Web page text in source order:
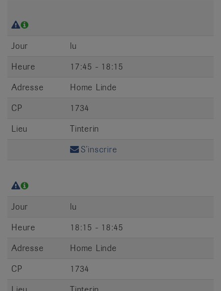
Jour
lu
Heure
17:45 - 18:15
Adresse
Home Linde
CP
1734
Lieu
Tinterin
S’inscrire
Jour
lu
Heure
18:15 - 18:45
Adresse
Home Linde
CP
1734